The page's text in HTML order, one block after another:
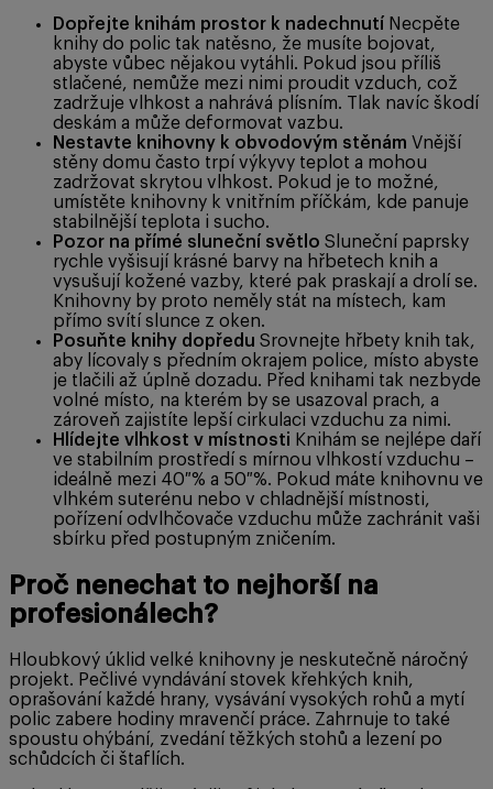
Dopřejte knihám prostor k nadechnutí Necpěte
knihy do polic tak natěsno, že musíte bojovat,
abyste vůbec nějakou vytáhli. Pokud jsou příliš
stlačené, nemůže mezi nimi proudit vzduch, což
zadržuje vlhkost a nahrává plísním. Tlak navíc škodí
deskám a může deformovat vazbu.
Nestavte knihovny k obvodovým stěnám Vnější
stěny domu často trpí výkyvy teplot a mohou
zadržovat skrytou vlhkost. Pokud je to možné,
umístěte knihovny k vnitřním příčkám, kde panuje
stabilnější teplota i sucho.
Pozor na přímé sluneční světlo Sluneční paprsky
rychle vyšisují krásné barvy na hřbetech knih a
vysušují kožené vazby, které pak praskají a drolí se.
Knihovny by proto neměly stát na místech, kam
přímo svítí slunce z oken.
Posuňte knihy dopředu Srovnejte hřbety knih tak,
aby lícovaly s předním okrajem police, místo abyste
je tlačili až úplně dozadu. Před knihami tak nezbyde
volné místo, na kterém by se usazoval prach, a
zároveň zajistíte lepší cirkulaci vzduchu za nimi.
Hlídejte vlhkost v místnosti Knihám se nejlépe daří
ve stabilním prostředí s mírnou vlhkostí vzduchu –
ideálně mezi 40 % a 50 %. Pokud máte knihovnu ve
vlhkém suterénu nebo v chladnější místnosti,
pořízení odvlhčovače vzduchu může zachránit vaši
sbírku před postupným zničením.
Proč nenechat to nejhorší na
profesionálech?
Hloubkový úklid velké knihovny je neskutečně náročný
projekt. Pečlivé vyndávání stovek křehkých knih,
oprašování každé hrany, vysávání vysokých rohů a mytí
polic zabere hodiny mravenčí práce. Zahrnuje to také
spoustu ohýbání, zvedání těžkých stohů a lezení po
schůdcích či štaflích.